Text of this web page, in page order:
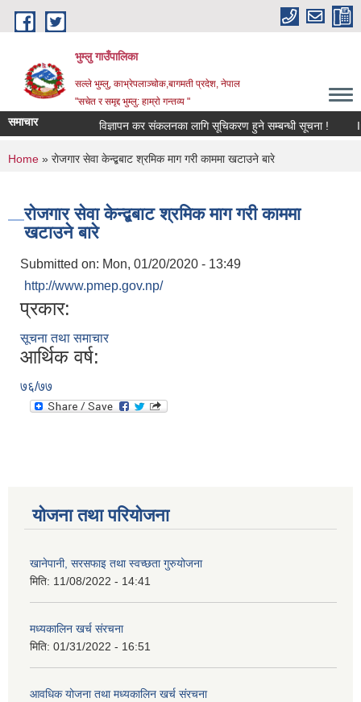
Skip to main content
भुम्लु गाउँपालिका
सल्ले भुम्लु, काभ्रेपलाञ्चोक,बागमती प्रदेश, नेपाल
"सचेत र समृद्द भुम्लु: हाम्राे गन्तव्य "
समाचार विज्ञापन कर संकलनका लागि सूचिकरण हुने सम्बन्धी सूचना !
You are here
Home » राेजगार सेवा केन्द्बबाट श्रमिक माग गरी काममा खटाउने बारे
राेजगार सेवा केन्द्बबाट श्रमिक माग गरी काममा
खटाउने बारे
Submitted on: Mon, 01/20/2020 - 13:49
http://www.pmep.gov.np/
प्रकार:
सूचना तथा समाचार
आर्थिक वर्ष:
७६/७७
योजना तथा परियोजना
खानेपानी, सरसफाइ तथा स्वच्छता गुरुयोजना
मिति: 11/08/2022 - 14:41
मध्यकालिन खर्च संरचना
मिति: 01/31/2022 - 16:51
आवधिक योजना तथा मध्यकालिन खर्च संरचना